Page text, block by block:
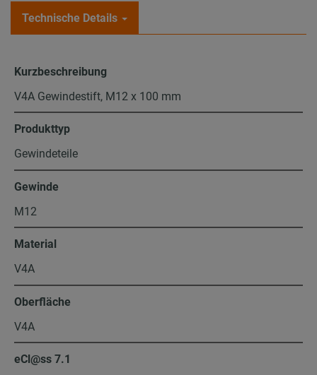
Technische Details
Kurzbeschreibung
V4A Gewindestift, M12 x 100 mm
Produkttyp
Gewindeteile
Gewinde
M12
Material
V4A
Oberfläche
V4A
eCl@ss 7.1